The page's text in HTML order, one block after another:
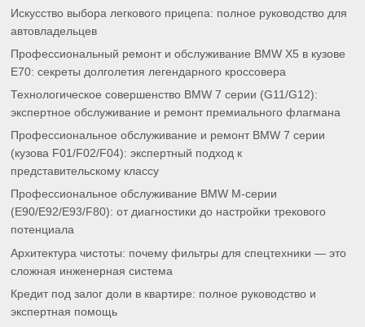
Искусство выбора легкового прицепа: полное руководство для
автовладельцев
Профессиональный ремонт и обслуживание BMW X5 в кузове
E70: секреты долголетия легендарного кроссовера
Технологическое совершенство BMW 7 серии (G11/G12):
экспертное обслуживание и ремонт премиального флагмана
Профессиональное обслуживание и ремонт BMW 7 серии
(кузова F01/F02/F04): экспертный подход к
представительскому классу
Профессиональное обслуживание BMW M-серии
(E90/E92/E93/F80): от диагностики до настройки трекового
потенциала
Архитектура чистоты: почему фильтры для спецтехники — это
сложная инженерная система
Кредит под залог доли в квартире: полное руководство и
экспертная помощь